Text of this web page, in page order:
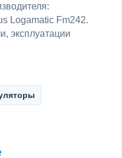
Logamatic Fm242.
эксплуатации